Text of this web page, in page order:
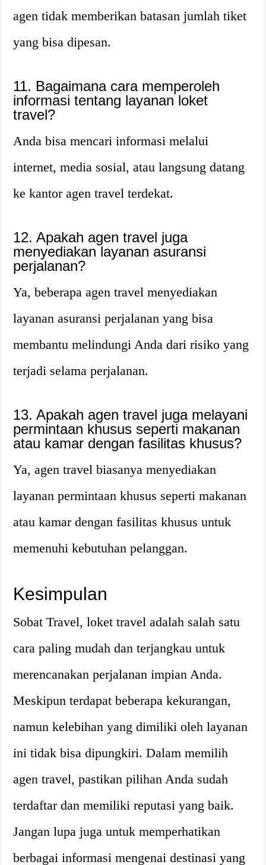
agen tidak memberikan batasan jumlah tiket
yang bisa dipesan.
11. Bagaimana cara memperoleh
informasi tentang layanan loket
travel?
Anda bisa mencari informasi melalui
internet, media sosial, atau langsung datang
ke kantor agen travel terdekat.
12. Apakah agen travel juga
menyediakan layanan asuransi
perjalanan?
Ya, beberapa agen travel menyediakan
layanan asuransi perjalanan yang bisa
membantu melindungi Anda dari risiko yang
terjadi selama perjalanan.
13. Apakah agen travel juga melayani
permintaan khusus seperti makanan
atau kamar dengan fasilitas khusus?
Ya, agen travel biasanya menyediakan
layanan permintaan khusus seperti makanan
atau kamar dengan fasilitas khusus untuk
memenuhi kebutuhan pelanggan.
Kesimpulan
Sobat Travel, loket travel adalah salah satu
cara paling mudah dan terjangkau untuk
merencanakan perjalanan impian Anda.
Meskipun terdapat beberapa kekurangan,
namun kelebihan yang dimiliki oleh layanan
ini tidak bisa dipungkiri. Dalam memilih
agen travel, pastikan pilihan Anda sudah
terdaftar dan memiliki reputasi yang baik.
Jangan lupa juga untuk memperhatikan
berbagai informasi mengenai destinasi yang